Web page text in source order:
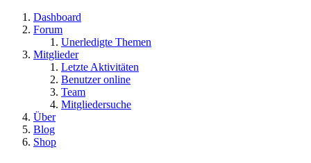
Dashboard
Forum
Unerledigte Themen
Mitglieder
Letzte Aktivitäten
Benutzer online
Team
Mitgliedersuche
Über
Blog
Shop